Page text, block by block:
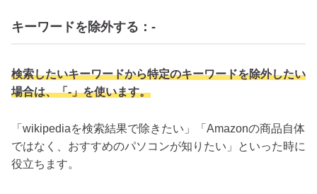
キーワードを除外する：-
検索したいキーワードから特定のキーワードを除外したい
場合は、「-」を使います。
「wikipediaを検索結果で除きたい」「Amazonの商品自体
ではなく、おすすめのパソコンが知りたい」といった時に
役立ちます。